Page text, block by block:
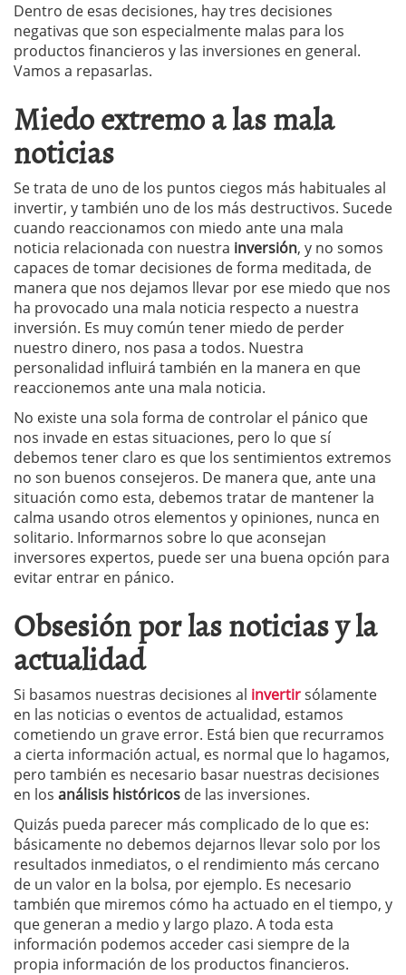
Dentro de esas decisiones, hay tres decisiones
negativas que son especialmente malas para los
productos financieros y las inversiones en general.
Vamos a repasarlas.
Miedo extremo a las mala
noticias
Se trata de uno de los puntos ciegos más habituales al
invertir, y también uno de los más destructivos. Sucede
cuando reaccionamos con miedo ante una mala
noticia relacionada con nuestra inversión, y no somos
capaces de tomar decisiones de forma meditada, de
manera que nos dejamos llevar por ese miedo que nos
ha provocado una mala noticia respecto a nuestra
inversión. Es muy común tener miedo de perder
nuestro dinero, nos pasa a todos. Nuestra
personalidad influirá también en la manera en que
reaccionemos ante una mala noticia.
No existe una sola forma de controlar el pánico que
nos invade en estas situaciones, pero lo que sí
debemos tener claro es que los sentimientos extremos
no son buenos consejeros. De manera que, ante una
situación como esta, debemos tratar de mantener la
calma usando otros elementos y opiniones, nunca en
solitario. Informarnos sobre lo que aconsejan
inversores expertos, puede ser una buena opción para
evitar entrar en pánico.
Obsesión por las noticias y la
actualidad
Si basamos nuestras decisiones al invertirsólamente
en las noticias o eventos de actualidad, estamos
cometiendo un grave error. Está bien que recurramos
a cierta información actual, es normal que lo hagamos,
pero también es necesario basar nuestras decisiones
en los análisis históricos de las inversiones.
Quizás pueda parecer más complicado de lo que es:
básicamente no debemos dejarnos llevar solo por los
resultados inmediatos, o el rendimiento más cercano
de un valor en la bolsa, por ejemplo. Es necesario
también que miremos cómo ha actuado en el tiempo, y
que generan a medio y largo plazo. A toda esta
información podemos acceder casi siempre de la
propia información de los productos financieros.